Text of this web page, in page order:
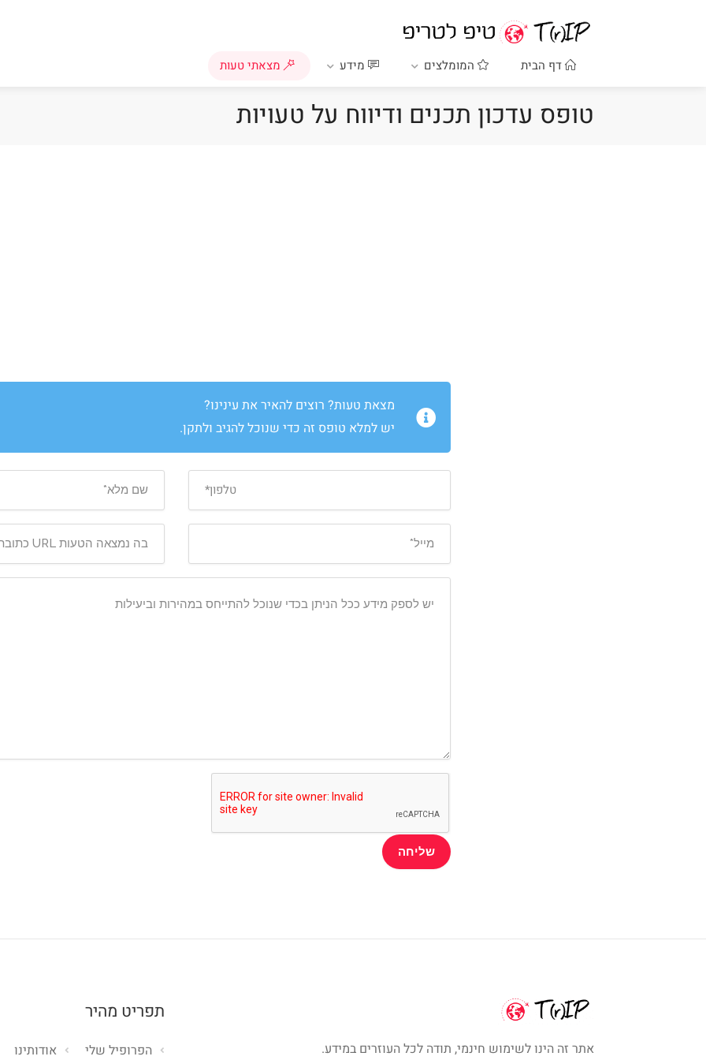
דף הבית המומלצים מידע מצאתי טעות
טופס עדכון תכנים ודיווח על טעויות
מצאת טעות? רוצים להאיר את עינינו?
יש למלא טופס זה כדי שנוכל להגיב ולתקן.
אתר זה הינו לשימוש חינמי, תודה לכל העוזרים במידע.
תפריט מהיר
אודותינו הפרופיל שלי